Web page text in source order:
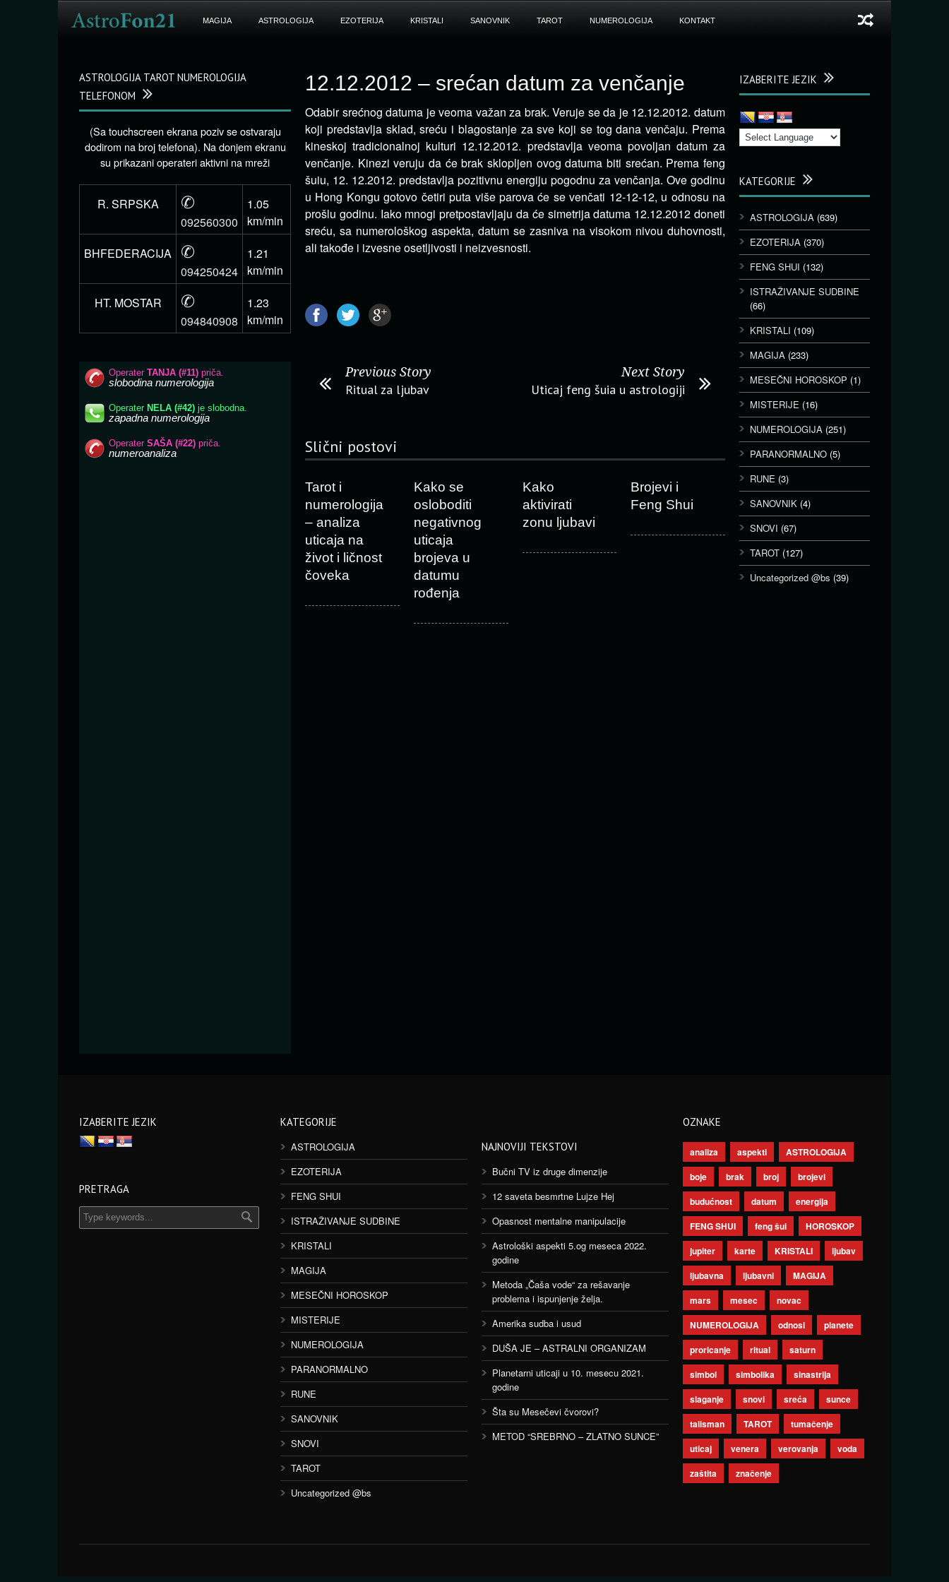
MAGIJA ASTROLOGIJA EZOTERIJA KRISTALI SANOVNIK TAROT NUMEROLOGIJA KONTAKT
12.12.2012 – srećan datum za venčanje
Odabir srećnog datuma je veoma važan za brak. Veruje se da je 12.12.2012. datum
koji predstavlja sklad, sreću i blagostanje za sve koji se tog dana venčaju. Prema
kineskoj tradicionalnoj kulturi 12.12.2012. predstavlja veoma povoljan datum za
venčanje. Kinezi veruju da će brak sklopljen ovog datuma biti srećan. Prema feng
šuiu, 12. 12.2012. predstavlja pozitivnu energiju pogodnu za venčanja. Ove godinu
u Hong Kongu gotovo četiri puta više parova će se venčati 12-12-12, u odnosu na
prošlu godinu. Iako mnogi pretpostavljaju da će simetrija datuma 12.12.2012 doneti
sreću, sa numerološkog aspekta, datum se zasniva na visokom nivou duhovnosti,
ali takođe i izvesne osetljivosti i neizvesnosti.
Previous Story
Ritual za ljubav
Next Story
Uticaj feng šuia u astrologiji
Slični postovi
Tarot i
numerologija
– analiza
uticaja na
život i ličnost
čoveka
Kako se
osloboditi
negativnog
uticaja
brojeva u
datumu
rođenja
Kako
aktivirati
zonu ljubavi
Brojevi i
Feng Shui
IZABERITE JEZIK
KATEGORIJE
ASTROLOGIJA (639)
EZOTERIJA (370)
FENG SHUI (132)
ISTRAŽIVANJE SUDBINE
(66)
KRISTALI (109)
MAGIJA (233)
MESEČNI HOROSKOP (1)
MISTERIJE (16)
NUMEROLOGIJA (251)
PARANORMALNO (5)
RUNE (3)
SANOVNIK (4)
SNOVI (67)
TAROT (127)
Uncategorized @bs (39)
ASTROLOGIJA TAROT NUMEROLOGIJA
TELEFONOM
(Sa touchscreen ekrana poziv se ostvaraju
dodirom na broj telefona). Na donjem ekranu
su prikazani operateri aktivni na mreži
R. SRPSKA ✆
092560300
1.05
km/min
BHFEDERACIJA
✆
094250424
1.21
km/min
HT. MOSTAR
✆
094840908
1.23
km/min
IZABERITE JEZIK
PRETRAGA
KATEGORIJE
ASTROLOGIJA
EZOTERIJA
FENG SHUI
ISTRAŽIVANJE SUDBINE
KRISTALI
MAGIJA
MESEČNI HOROSKOP
MISTERIJE
NUMEROLOGIJA
PARANORMALNO
RUNE
SANOVNIK
SNOVI
TAROT
Uncategorized @bs
NAJNOVIJI TEKSTOVI
Bučni TV iz druge dimenzije
12 saveta besmrtne Lujze Hej
Opasnost mentalne manipulacije
Astrološki aspekti 5.og meseca 2022.
godine
Metoda „Čaša vode“ za rešavanje
problema i ispunjenje želja.
Amerika sudba i usud
DUŠA JE – ASTRALNI ORGANIZAM
Planetarni uticaji u 10. mesecu 2021.
godine
Šta su Mesečevi čvorovi?
METOD “SREBRNO – ZLATNO SUNCE”
OZNAKE
analiza aspekti
ASTROLOGIJA
boje
brak broj
brojevi
budućnost
datum
energija
FENG SHUI
feng šui
HOROSKOP
jupiter
karte KRISTALI
ljubav
ljubavna
ljubavni
MAGIJA
mars
mesec
novac
NUMEROLOGIJA
odnosi
planete
proricanje
ritual
saturn
simbol
simbolika
sinastrija
slaganje
snovi sreća
sunce
talisman
TAROT
tumačenje
uticaj
venera verovanja
voda
zaštita
značenje